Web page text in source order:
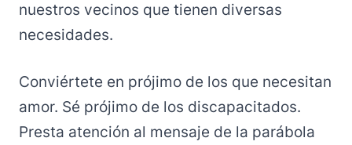
nuestros vecinos que tienen diversas
necesidades.
Conviértete en prójimo de los que necesitan
amor. Sé prójimo de los discapacitados.
Presta atención al mensaje de la parábola